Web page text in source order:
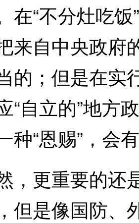
在“不分灶吃
来自中央政
的；但是在实
“自立的”地方
种“恩赐”，会
更重要的还
但是像国防、